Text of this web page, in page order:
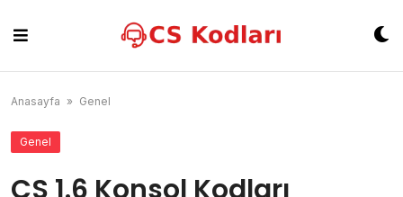
content
Anasayfa » Genel
Genel